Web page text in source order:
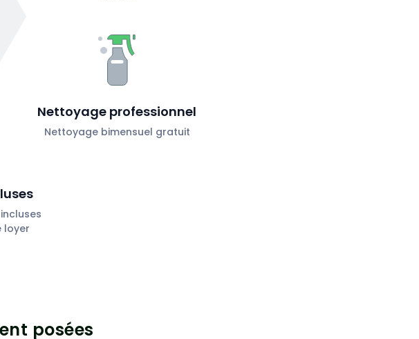
Nettoyage professionnel
Nettoyage bimensuel gratuit
loyer
posées